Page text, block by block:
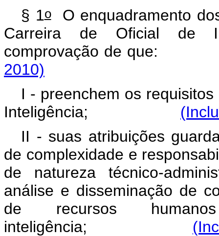
§ 1oO enquadramento
Carreira de Oficial de
comprovação de
2010)
I - preenchem os
Inteligência;
II - suas atribuições
de complexidade e
de natureza técnico-
análise e disseminação de
de recursos
inteligência;